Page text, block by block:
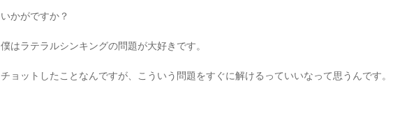
いかがですか？
僕はラテラルシンキングの問題が大好きです。
チョットしたことなんですが、こういう問題をすぐに解けるっていいなって思うんです。